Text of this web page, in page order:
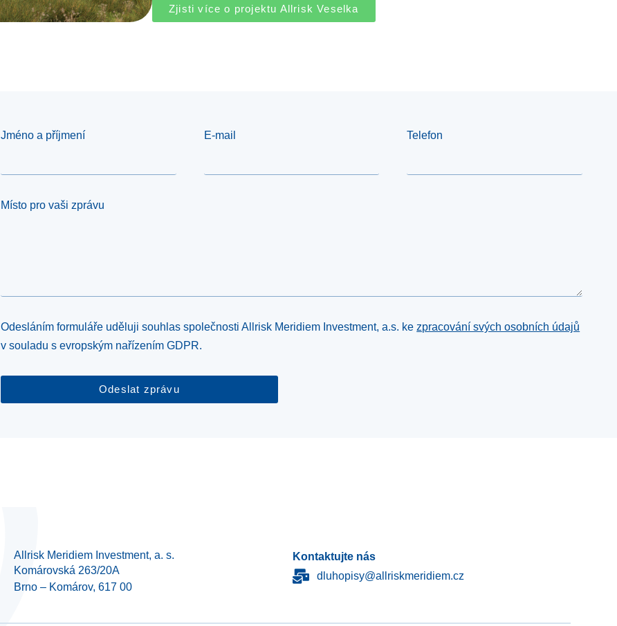
Zjisti více o projektu Allrisk Veselka
Jméno a příjmení E-mail Telefon
Místo pro vaši zprávu
Odesláním formuláře uděluji souhlas společnosti Allrisk Meridiem Investment, a.s. kezpracování svých osobních údajů
v souladu s evropským nařízením GDPR.
Odeslat zprávu
Allrisk Meridiem Investment, a. s.
Komárovská 263/20A
Brno – Komárov, 617 00
Kontaktujte nás
dluhopisy@allriskmeridiem.cz